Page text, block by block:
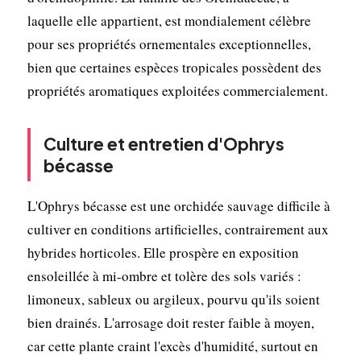
laquelle elle appartient, est mondialement célèbre
pour ses propriétés ornementales exceptionnelles,
bien que certaines espèces tropicales possèdent des
propriétés aromatiques exploitées commercialement.
Culture et entretien d'Ophrys
bécasse
L'Ophrys bécasse est une orchidée sauvage difficile à
cultiver en conditions artificielles, contrairement aux
hybrides horticoles. Elle prospère en exposition
ensoleillée à mi-ombre et tolère des sols variés :
limoneux, sableux ou argileux, pourvu qu'ils soient
bien drainés. L'arrosage doit rester faible à moyen,
car cette plante craint l'excès d'humidité, surtout en